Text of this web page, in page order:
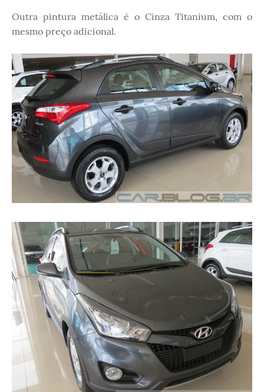
Outra pintura metálica é o Cinza Titanium, com o
mesmo preço adicional.